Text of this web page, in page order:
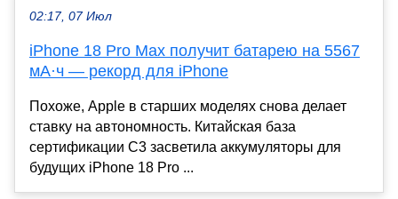
02:17, 07 Июл
iPhone 18 Pro Max получит батарею на 5567
мА·ч — рекорд для iPhone
Похоже, Apple в старших моделях снова делает
ставку на автономность. Китайская база
сертификации C3 засветила аккумуляторы для
будущих iPhone 18 Pro ...